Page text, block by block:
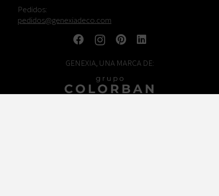
Pedidos:
pedidos@genexiadeco.com
GENEXIA, UNA MARCA DE: